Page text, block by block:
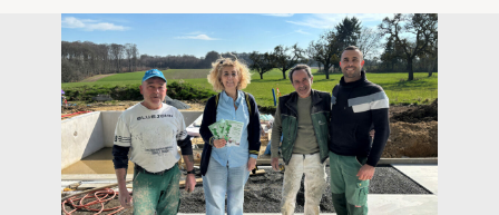
Actualités